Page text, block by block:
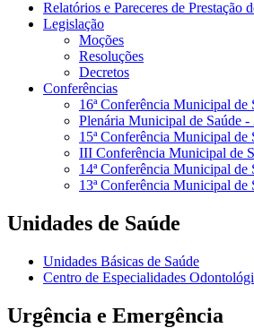
Relatórios e Pareceres de Prestação
Legislação
Moções
Resoluções
Decretos
Conferências
16ª Conferência Municipal de
Plenária Municipal de Saúde -
15ª Conferência Municipal de
III Conferência Municipal de
14ª Conferência Municipal de
13ª Conferência Municipal de
Unidades de Saúde
Unidades Básicas de Saúde
Centro de Especialidades
Urgência e Emergência